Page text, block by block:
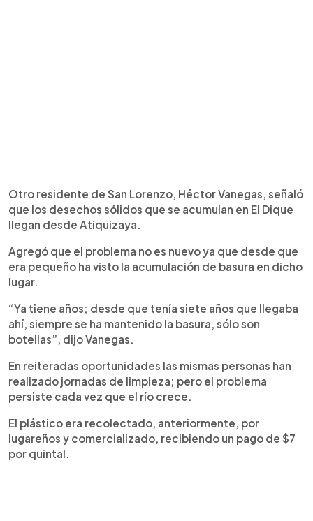
Otro residente de San Lorenzo, Héctor Vanegas, señaló
que los desechos sólidos que se acumulan en El Dique
llegan desde Atiquizaya.
Agregó que el problema no es nuevo ya que desde que
era pequeño ha visto la acumulación de basura en dicho
lugar.
“Ya tiene años; desde que tenía siete años que llegaba
ahí, siempre se ha mantenido la basura, sólo son
botellas”, dijo Vanegas.
En reiteradas oportunidades las mismas personas han
realizado jornadas de limpieza; pero el problema
persiste cada vez que el río crece.
El plástico era recolectado, anteriormente, por
lugareños y comercializado, recibiendo un pago de $7
por quintal.